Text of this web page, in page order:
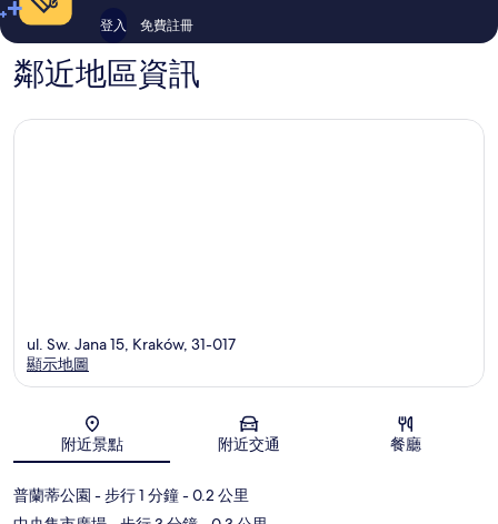
登入 免費註冊
鄰近地區資訊
地圖
ul. Sw. Jana 15, Kraków, 31-017
顯示地圖
附近景點 附近交通 餐廳
普蘭蒂公園 - 步行 1 分鐘- 0.2 公里